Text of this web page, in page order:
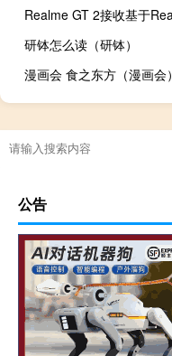
研钵怎么读（研钵）
漫画会 食之东方（漫画会）
公告